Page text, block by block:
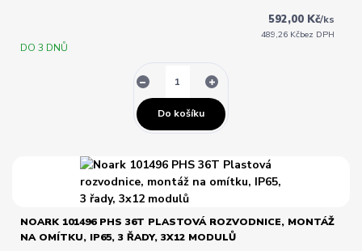
592,00 Kč/ks
489,26 Kčbez DPH
DO 3 DNŮ
Do košíku
NOARK 101496 PHS 36T PLASTOVÁ ROZVODNICE, MONTÁŽ
NA OMÍTKU, IP65, 3 ŘADY, 3X12 MODULŮ